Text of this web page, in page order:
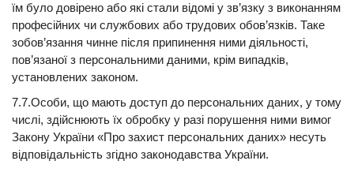
їм було довірено або які стали відомі у зв’язку з виконанням
професійних чи службових або трудових обов’язків. Таке
зобов’язання чинне після припинення ними діяльності,
пов’язаної з персональними даними, крім випадків,
установлених законом.
7.7.Особи, що мають доступ до персональних даних, у тому
числі, здійснюють їх обробку у разі порушення ними вимог
Закону України «Про захист персональних даних» несуть
відповідальність згідно законодавства України.